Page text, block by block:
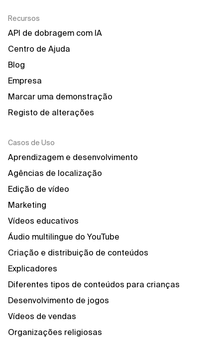
Recursos
API de dobragem com IA
Centro de Ajuda
Blog
Empresa
Marcar uma demonstração
Registo de alterações
Casos de Uso
Aprendizagem e desenvolvimento
Agências de localização
Edição de vídeo
Marketing
Vídeos educativos
Áudio multilingue do YouTube
Criação e distribuição de conteúdos
Explicadores
Diferentes tipos de conteúdos para crianças
Desenvolvimento de jogos
Vídeos de vendas
Organizações religiosas